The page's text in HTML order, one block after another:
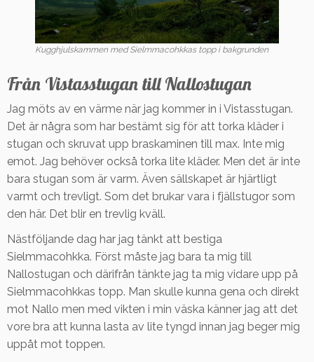
Kugghjulskammen med Sielmmacohkkas topp i bakgrunden
Från Vistasstugan till Nallostugan
Jag möts av en värme när jag kommer in i Vistasstugan.
Det är några som har bestämt sig för att torka kläder i
stugan och skruvat upp braskaminen till max. Inte mig
emot. Jag behöver också torka lite kläder. Men det är inte
bara stugan som är varm. Även sällskapet är hjärtligt
varmt och trevligt. Som det brukar vara i fjällstugor som
den här. Det blir en trevlig kväll.
Nästföljande dag har jag tänkt att bestiga
Sielmmacohkka. Först måste jag bara ta mig till
Nallostugan och därifrån tänkte jag ta mig vidare upp på
Sielmmacohkkas topp. Man skulle kunna gena och direkt
mot Nallo men med vikten i min väska känner jag att det
vore bra att kunna lasta av lite tyngd innan jag beger mig
uppåt mot toppen.